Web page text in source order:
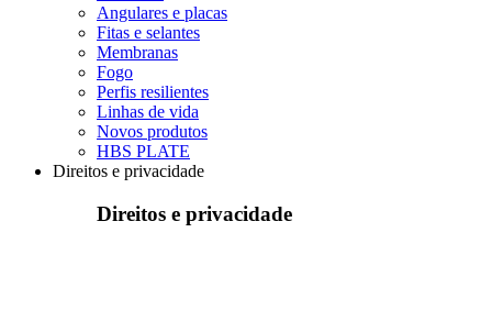
Angulares e placas
Fitas e selantes
Membranas
Fogo
Perfis resilientes
Linhas de vida
Novos produtos
HBS PLATE
Direitos e privacidade
Direitos e privacidade